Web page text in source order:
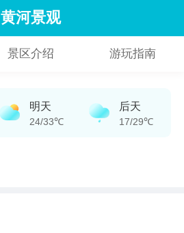
黄河景观
景区介绍 游玩指南
明天
24/33℃
后天
17/29℃